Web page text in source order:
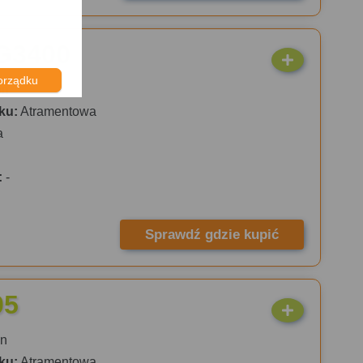
Atramentowa
-
Sprawdź gdzie kupić